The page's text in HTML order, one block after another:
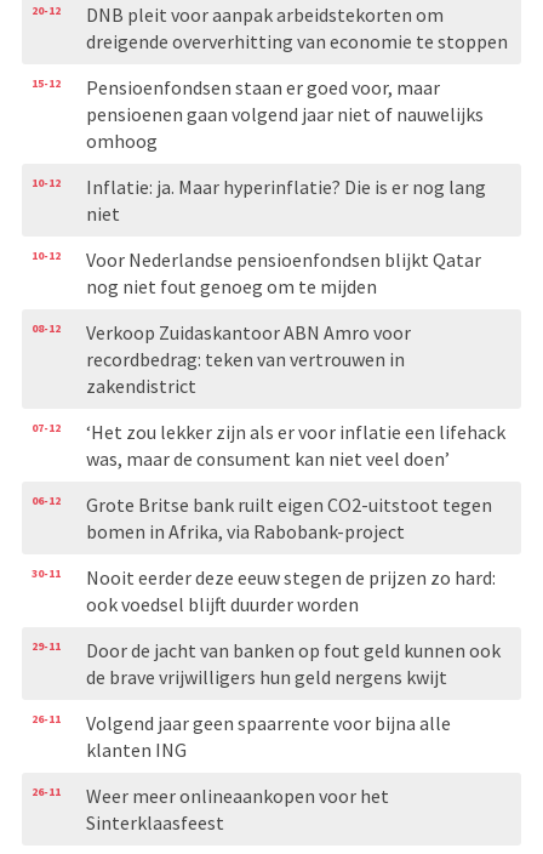
20-12
DNB pleit voor aanpak arbeidstekorten om
dreigende oververhitting van economie te stoppen
15-12
Pensioenfondsen staan er goed voor, maar
pensioenen gaan volgend jaar niet of nauwelijks
omhoog
10-12
Inflatie: ja. Maar hyperinflatie? Die is er nog lang
niet
10-12
Voor Nederlandse pensioenfondsen blijkt Qatar
nog niet fout genoeg om te mijden
08-12
Verkoop Zuidaskantoor ABN Amro voor
recordbedrag: teken van vertrouwen in
zakendistrict
07-12
‘Het zou lekker zijn als er voor inflatie een lifehack
was, maar de consument kan niet veel doen’
06-12
Grote Britse bank ruilt eigen CO2-uitstoot tegen
bomen in Afrika, via Rabobank-project
30-11
Nooit eerder deze eeuw stegen de prijzen zo hard:
ook voedsel blijft duurder worden
29-11
Door de jacht van banken op fout geld kunnen ook
de brave vrijwilligers hun geld nergens kwijt
26-11
Volgend jaar geen spaarrente voor bijna alle
klanten ING
26-11
Weer meer onlineaankopen voor het
Sinterklaasfeest